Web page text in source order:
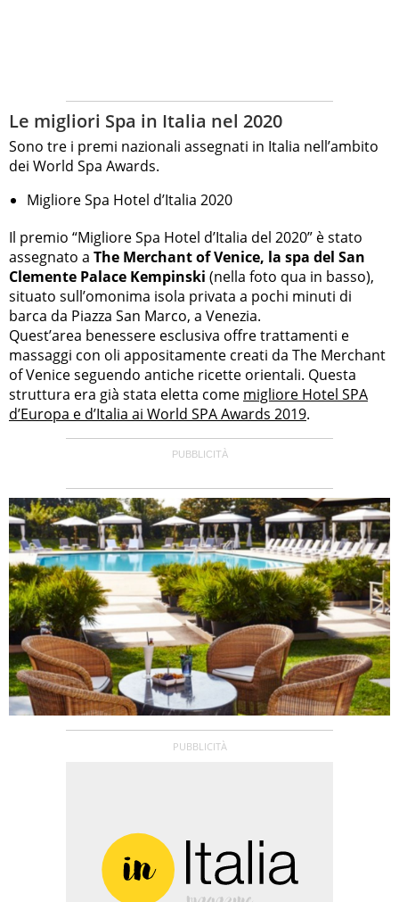
Le migliori Spa in Italia nel 2020
Sono tre i premi nazionali assegnati in Italia nell’ambito
dei World Spa Awards.
Migliore Spa Hotel d’Italia 2020
Il premio “Migliore Spa Hotel d’Italia del 2020” è stato
assegnato a The Merchant of Venice, la spa del San
Clemente Palace Kempinski (nella foto qua in basso),
situato sull’omonima isola privata a pochi minuti di
barca da Piazza San Marco, a Venezia.
Quest’area benessere esclusiva offre trattamenti e
massaggi con oli appositamente creati da The Merchant
of Venice seguendo antiche ricette orientali. Questa
struttura era già stata eletta come migliore Hotel SPA
d’Europa e d’Italia ai World SPA Awards 2019.